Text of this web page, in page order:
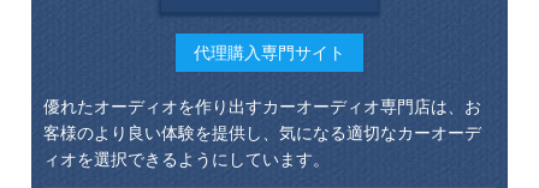
代理購入専門サイト
優れたオーディオを作り出すカーオーディオ専門店は、お
客様のより良い体験を提供し、気になる適切なカーオーデ
ィオを選択できるようにしています。